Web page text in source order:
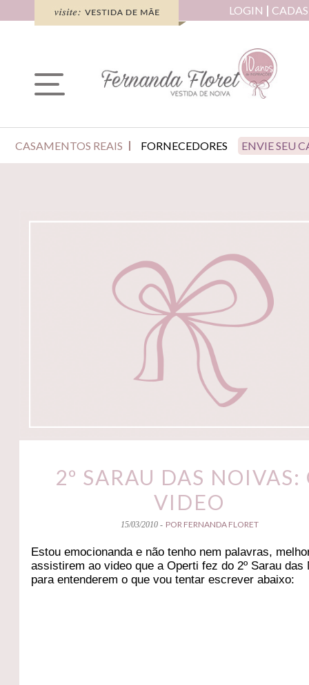
LOGIN
CASAMENTOS REAIS FORNECEDORES ENVIE SEU
2º SARAU DAS NOIVAS:
VIDEO
15/03/2010 - POR FERNANDA FLORET
Estou emocionanda e não tenho nem palavras,
assistirem ao video que a Operti fez do 2º Sarau das
para entenderem o que vou tentar escrever abaixo: